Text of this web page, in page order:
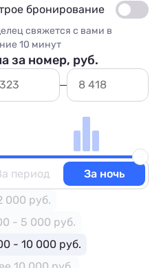
бронирование
свяжется с вами в
10 минут
за номер, руб.
период
За ночь
000 руб.
- 5 000 руб.
- 10 000 руб.